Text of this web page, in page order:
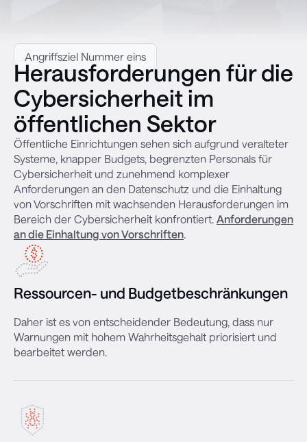
Angriffsziel Nummer eins
Herausforderungen für die
Cybersicherheit im
öffentlichen Sektor
Öffentliche Einrichtungen sehen sich aufgrund veralteter
Systeme, knapper Budgets, begrenzten Personals für
Cybersicherheit und zunehmend komplexer
Anforderungen an den Datenschutz und die Einhaltung
von Vorschriften mit wachsenden Herausforderungen im
Bereich der Cybersicherheit konfrontiert. Anforderungen
an die Einhaltung von Vorschriften.
Ressourcen- und Budgetbeschränkungen
Daher ist es von entscheidender Bedeutung, dass nur
Warnungen mit hohem Wahrheitsgehalt priorisiert und
bearbeitet werden.